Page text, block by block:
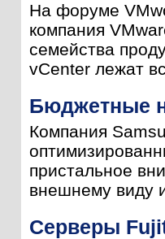
На форуме
компания
семейства
vCenter лежат
Бюджетные
Компания
пристальное
внешнему виду
Серверы